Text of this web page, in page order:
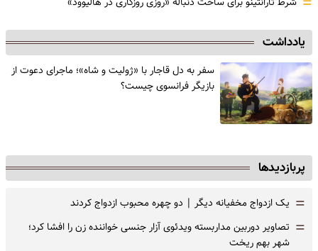
یادداشت
سفر به دل قاجار با «ژولیت و شاه»؛ ماجرای دعوت از
‌بازیگر فرانسوی چیست؟
پربازدیدها
= یک ازدواج مخفیانه دیگر | دو چهره محبوب ازدواج کردند
= تصاویر دوربین مداربسته ویدئوی آزار جنسی خواننده زن را افشا کرد؛
شهر بهم ریخت